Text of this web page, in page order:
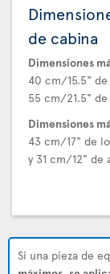
de cabina
Dimensiones
40 cm/15.5"
55 cm/21.5"
Dimensiones
43 cm/17" de
y 31 cm/12" de
Si una pieza de